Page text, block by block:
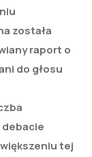
została
raport o
do głosu
debacie
tej